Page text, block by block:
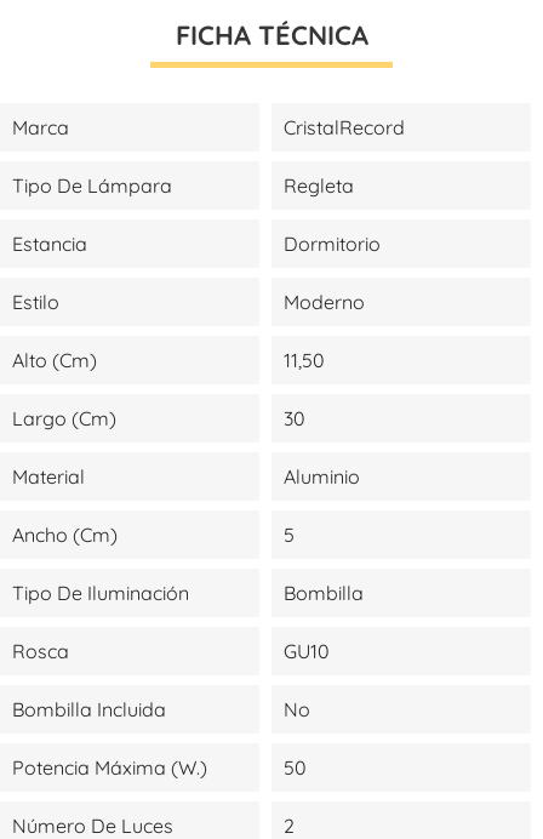
FICHA TÉCNICA
Marca CristalRecord
Tipo De Lámpara Regleta
Estancia Dormitorio
Estilo Moderno
Alto (cm) 11,50
Largo (cm) 30
Material Aluminio
Ancho (cm) 5
Tipo De Iluminación Bombilla
Rosca GU10
Bombilla Incluida No
Potencia Máxima (W.) 50
Número De Luces 2